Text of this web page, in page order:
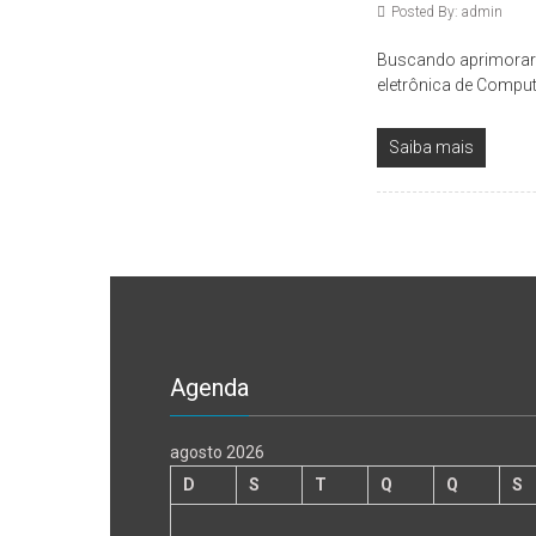
Posted By: admin
Buscando
eletrônica de
Saiba mais
Agenda
agosto 2026
D
S T Q Q S